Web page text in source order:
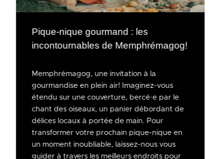
Pique-nique gourmand : les
incontournables de Memphrémagog!
Memphrémagog, une invitation à la
gourmandise en plein air! Imaginez-vous
étendu sur une couverture, bercé·e par le
chant des oiseaux, un panier débordant de
délices locaux à portée de main. Pour
transformer votre prochain pique-nique en
un moment inoubliable, laissez-nous vous
guider à travers les meilleurs endroits pour